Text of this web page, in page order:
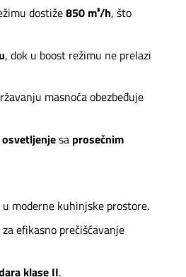
dostiže850 m³/h, što
, dok u boost režimu ne prelazi
masnoća obezbeđuje
sa prosečnim
moderne kuhinjske prostore.
za efikasno prečišćavanje
klase II.